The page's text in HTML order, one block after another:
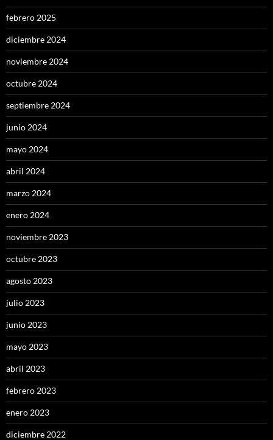
febrero 2025
diciembre 2024
noviembre 2024
octubre 2024
septiembre 2024
junio 2024
mayo 2024
abril 2024
marzo 2024
enero 2024
noviembre 2023
octubre 2023
agosto 2023
julio 2023
junio 2023
mayo 2023
abril 2023
febrero 2023
enero 2023
diciembre 2022